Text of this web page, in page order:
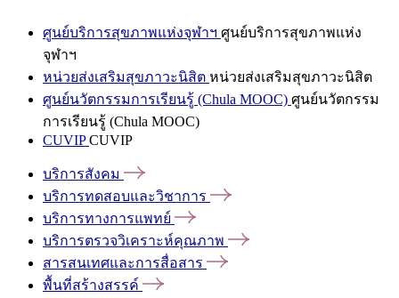
ศูนย์บริการสุขภาพแห่งจุฬาฯ ศูนย์บริการสุขภาพแห่ง
จุฬาฯ
หน่วยส่งเสริมสุขภาวะนิสิต หน่วยส่งเสริมสุขภาวะนิสิต
ศูนย์นวัตกรรมการเรียนรู้ (Chula MOOC) ศูนย์นวัตกรรม
การเรียนรู้ (Chula MOOC)
CUVIPCUVIP
บริการสังคม
บริการทดสอบและวิชาการ
บริการทางการแพทย์
บริการตรวจวิเคราะห์คุณภาพ
สารสนเทศและการสื่อสาร
พื้นที่สร้างสรรค์